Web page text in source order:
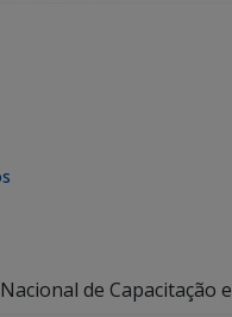
de Capacitação